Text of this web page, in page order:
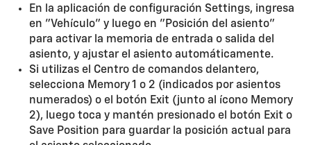
En la aplicación de configuración Settings, ingresa
en "Vehículo" y luego en "Posición del asiento"
para activar la memoria de entrada o salida del
asiento, y ajustar el asiento automáticamente.
Si utilizas el Centro de comandos delantero,
selecciona Memory 1 o 2 (indicados por asientos
numerados) o el botón Exit (junto al ícono Memory
2), luego toca y mantén presionado el botón Exit o
Save Position para guardar la posición actual para